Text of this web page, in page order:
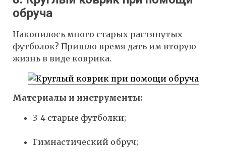
обруча
Накопилось много старых растянутых
футболок? Пришло время дать им вторую
жизнь в виде коврика.
Материалы и инструменты:
3-4 старые футболки;
Гимнастический обруч;